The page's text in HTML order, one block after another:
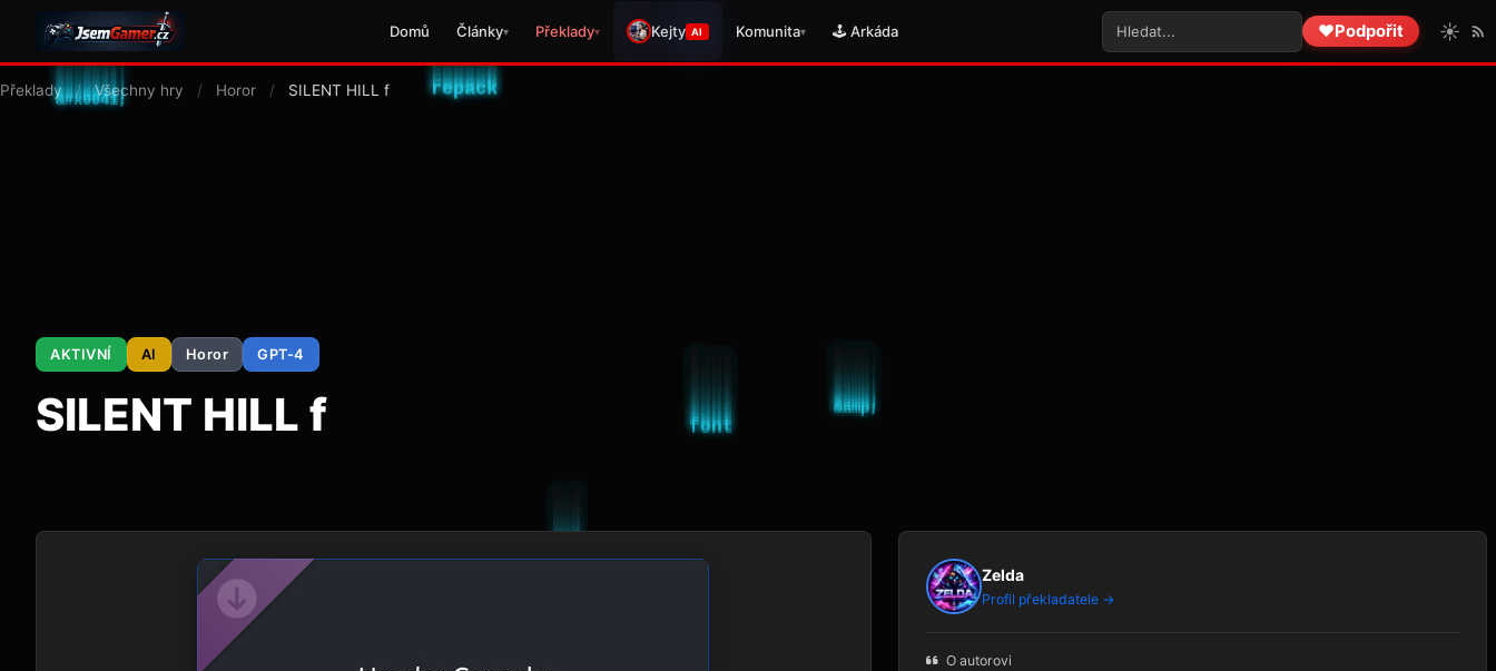
Domů Články▾ Překlady▾ Kejty AI Komunita▾ 🕹️ Arkáda ❤️Podpořit ☀️
Překlady / Všechny hry / Horor / SILENT HILL f
AKTIVNÍ AI Horor GPT-4
SILENT HILL f
Zelda
Profil překladatele →
O autorovi